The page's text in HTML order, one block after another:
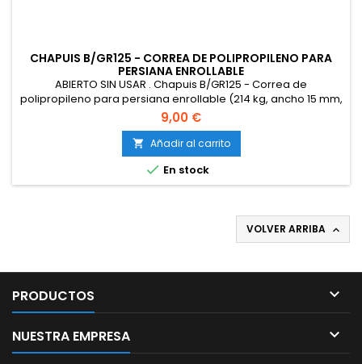
CHAPUIS B/GR125 - CORREA DE POLIPROPILENO PARA
PERSIANA ENROLLABLE
ABIERTO SIN USAR . Chapuis B/GR125 - Correa de
polipropileno para persiana enrollable (214 kg, ancho 15 mm,
bobina de 25 m), color gris y blanco
9,00 €
 Añadir al carrito
 En stock
VOLVER ARRIBA 
PRODUCTOS 
NUESTRA EMPRESA 